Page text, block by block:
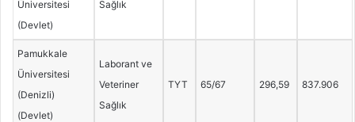
Üniversitesi
(Devlet)
Sağlık
Pamukkale
Üniversitesi
(Denizli)
(Devlet)
Laborant ve
Veteriner
Sağlık
TYT 65/67 296,59 837.906